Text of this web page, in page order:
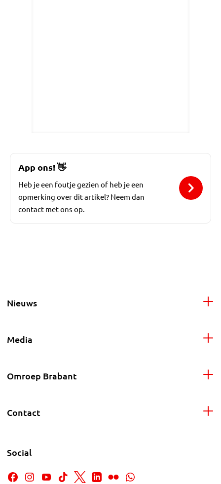
App ons! 👋
Heb je een foutje gezien of heb je een
opmerking over dit artikel? Neem dan
contact met ons op.
Nieuws
Media
Omroep Brabant
Contact
Social